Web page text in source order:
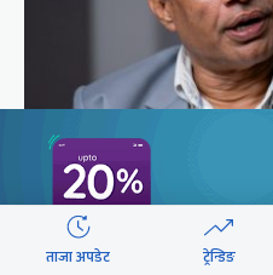
‘भेलामा गएकै कारण
ताजा अपडेट ट्रेन्डिङ